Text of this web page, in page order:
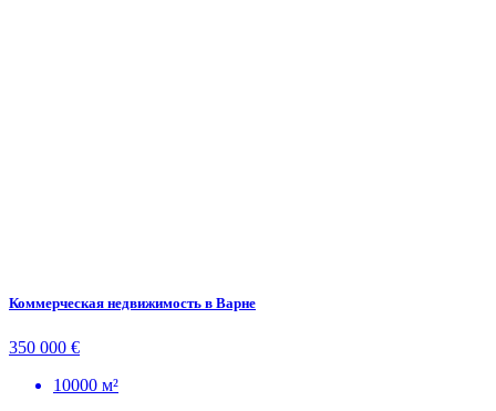
Коммерческая недвижимость в Варне
350 000 €
10000 м²